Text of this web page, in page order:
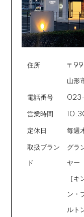
ご注文受付メール
ールまたはショー
事項をご入力の上
回数は基本的に10
場合によっては2
ご注文時に備考欄
住所 〒
山形
電話番号
営業時間
定休日 毎週
取扱ブラン
ド
グラ
ヤー
［
ン・
ルト